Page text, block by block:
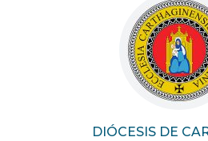
DIÓCESIS DE